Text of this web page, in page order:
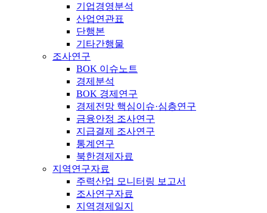
기업경영분석
산업연관표
단행본
기타간행물
조사연구
BOK 이슈노트
경제분석
BOK 경제연구
경제전망 핵심이슈·심층연구
금융안정 조사연구
지급결제 조사연구
통계연구
북한경제자료
지역연구자료
주력산업 모니터링 보고서
조사연구자료
지역경제일지